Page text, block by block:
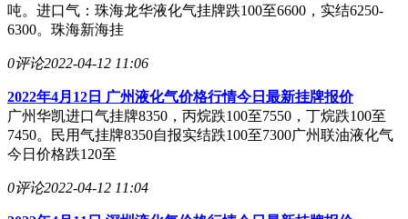
吨。进口气：珠海龙华液化气挂牌跌100至6600，实结6250-
6300。珠海新海挂
0评论2022-04-12 11:06
2022年4月12日 广州液化气价格行情今日最新挂牌报价
广州华凯进口气挂牌8350，丙烷跌100至7550，丁烷跌100至
7450。民用气挂牌8350自报实结跌100至7300广州联油液化气
今日价格跌120至
0评论2022-04-12 11:04